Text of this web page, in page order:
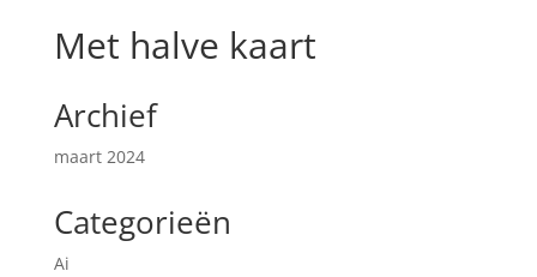
Met halve kaart
Archief
maart 2024
Categorieën
Ai